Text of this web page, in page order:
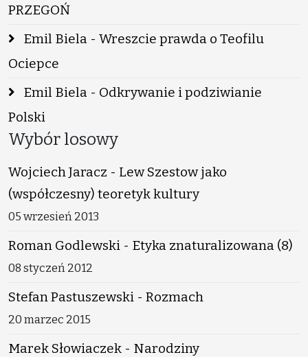
PRZEGOŃ
Emil Biela - Wreszcie prawda o Teofilu
Ociepce
Emil Biela - Odkrywanie i podziwianie
Polski
Wybór losowy
Wojciech Jaracz - Lew Szestow jako
(współczesny) teoretyk kultury
05 wrzesień 2013
Roman Godlewski - Etyka znaturalizowana (8)
08 styczeń 2012
Stefan Pastuszewski - Rozmach
20 marzec 2015
Marek Słowiaczek - Narodziny